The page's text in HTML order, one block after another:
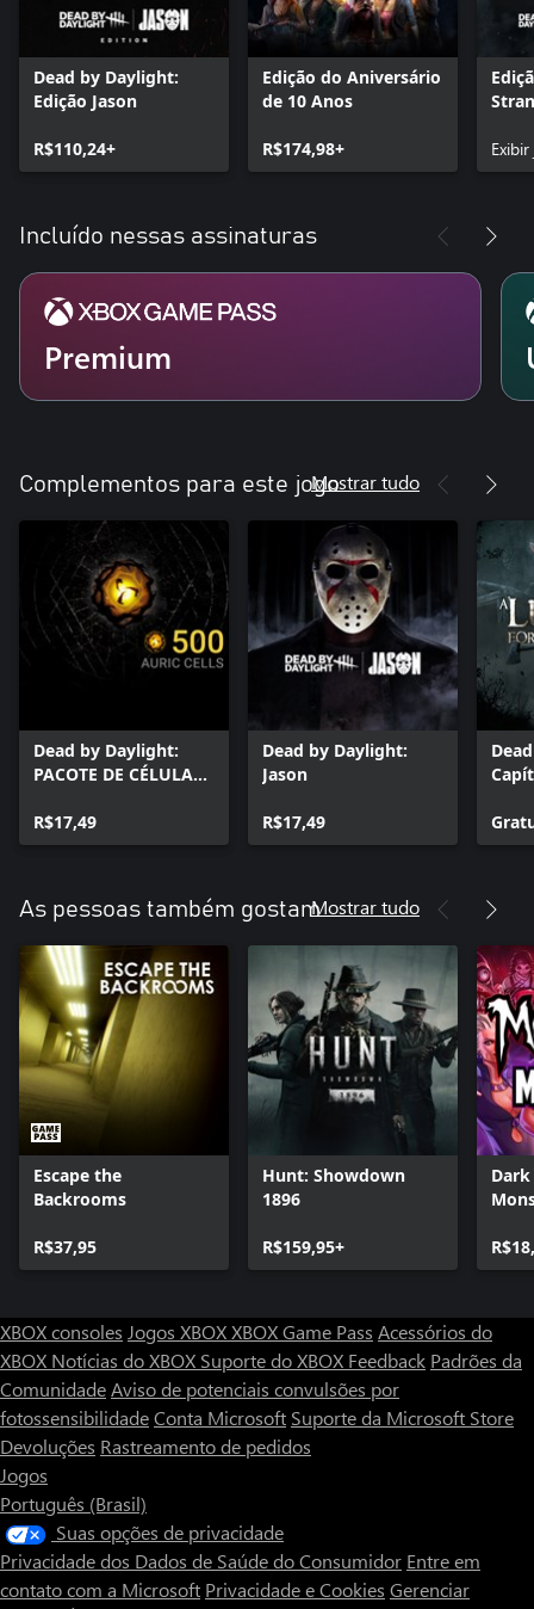
Dead by Daylight:
Edição Jason
R$110,24+
Edição do Aniversário
de 10 Anos
R$174,98+
Incluído nessas assinaturas
Premium
Complementos para este jogoMostrar tudo
Dead by Daylight:
PACOTE DE CÉLULAS
R$17,49
Dead by Daylight:
Jason
R$17,49
As pessoas também gostamMostrar tudo
Escape the
Backrooms
R$37,95
Hunt: Showdown
1896
R$159,95+
XBOX consoles Jogos XBOXXBOX Game Pass Acessórios do
XBOX Notícias do XBOX Suporte do XBOX Feedback Padrões da
ComunidadeAviso de potenciais convulsões por
fotossensibilidadeConta Microsoft Suporte da Microsoft Store
Devoluções Rastreamento de pedidos
Jogos
Português (Brasil)
Suas opções de privacidade
Privacidade dos Dados de Saúde do Consumidor Entre em
contato com a Microsoft Privacidade e Cookies Gerenciar